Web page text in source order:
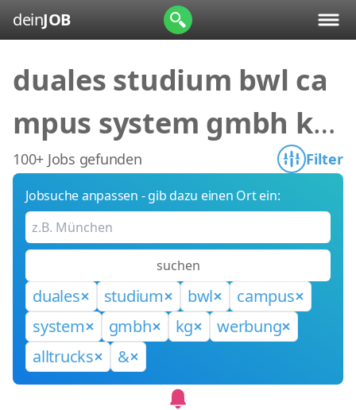
deinJOB
duales studium bwl ca
mpus system gmbh kg
werbung alltrucks &
100+ Jobs gefunden Filter
Jobsuche anpassen - gib dazu einen Ort ein:
suchen
duales studium bwl
campus
system
gmbh kg
werbung
alltrucks
&